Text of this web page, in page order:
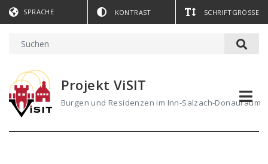
SPRACHE KONTRAST SCHRIFTGRÖSSE
Projekt ViSIT
Burgen und Residenzen im Inn-Salzach-Donauraum